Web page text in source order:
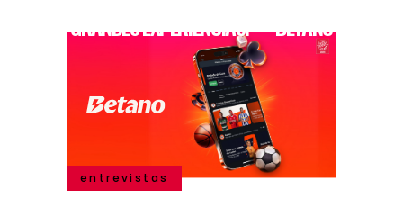
GRANDES EXPERIÊNCIAS.” – BETANO
entrevistas